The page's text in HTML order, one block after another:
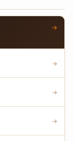
→
→
→
→